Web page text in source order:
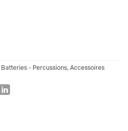
Batteries - Percussions, Accessoires